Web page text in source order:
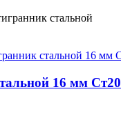
стальной
16 мм Ст20